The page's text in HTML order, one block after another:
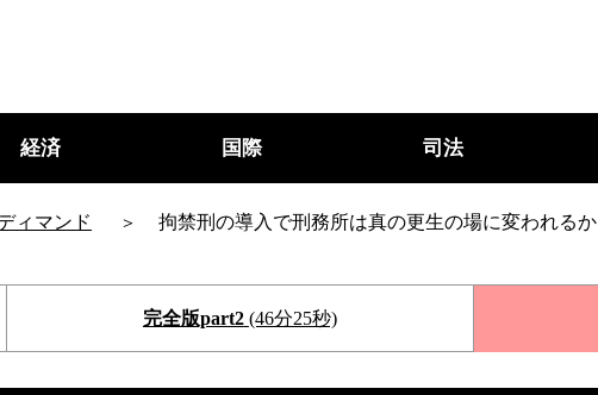
経済 国際 司法
ィマンド 拘禁刑の導入で刑務所は真の更生の場に変われるか
完全版part2 (46分25秒)